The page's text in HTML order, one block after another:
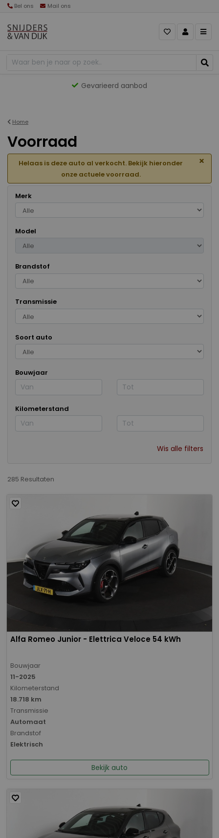
Bel ons Mail ons
Gevarieerd aanbod
Home
Voorraad
Helaas is deze auto al verkocht. Bekijk hieronder
onze actuele voorraad.
×
Merk
Model
Brandstof
Transmissie
Soort auto
Bouwjaar
Kilometerstand
Wis alle filters
285 Resultaten
Alfa Romeo Junior - Elettrica Veloce 54 kWh
Bouwjaar
11-2025
Kilometerstand
18.718 km
Transmissie
Automaat
Brandstof
Elektrisch
Bekijk auto